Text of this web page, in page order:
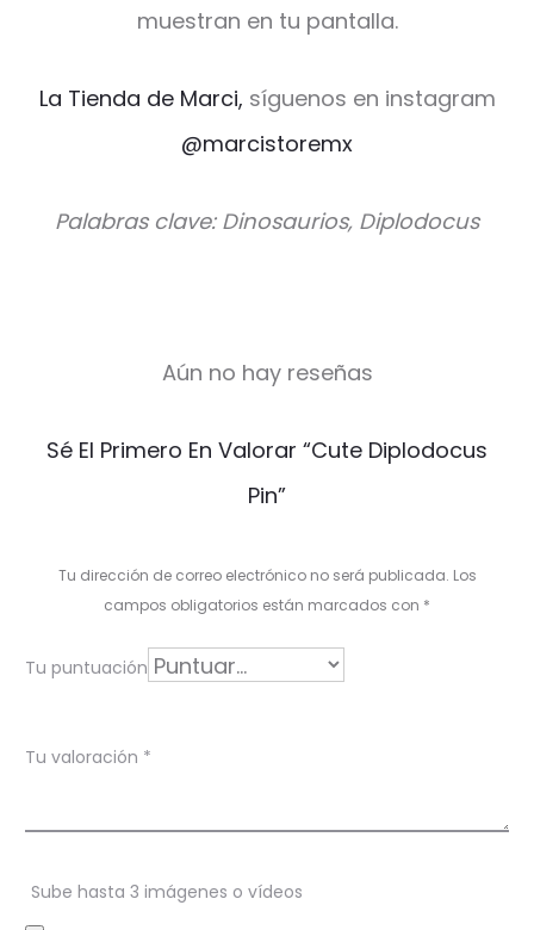
muestran en tu pantalla.
La Tienda de Marci, síguenos en instagram
@marcistoremx
Palabras clave: Dinosaurios, Diplodocus
V
c
o
n
s
Aún no hay reseñas
Sé El Primero En Valorar “Cute Diplodocus
Pin”
Tu dirección de correo electrónico no será publicada. Los
campos obligatorios están marcados con *
Tu puntuación
Tu valoración *
Sube hasta 3 imágenes o vídeos